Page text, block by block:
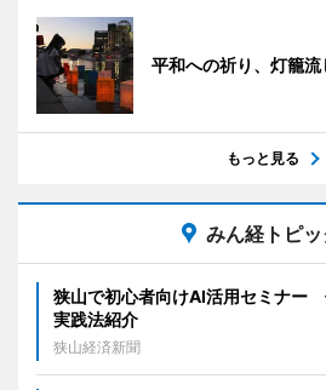
平和への祈り、灯籠流
もっと見る
みん経トピ
狭山で初心者向けAI活用セミナー
実践法紹介
狭山経済新聞